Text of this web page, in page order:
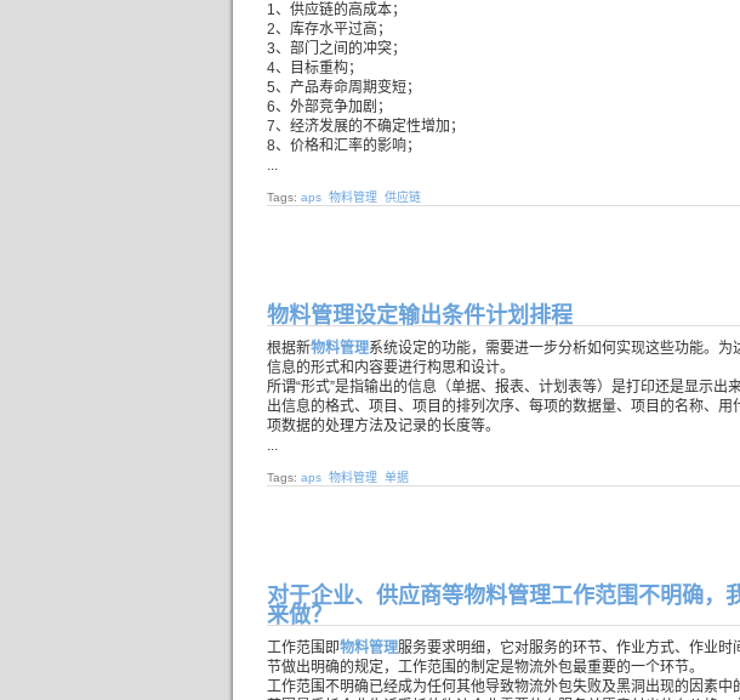
1、供应链的高成本；
2、库存水平过高；
3、部门之间的冲突；
4、目标重构；
5、产品寿命周期变短；
6、外部竞争加剧；
7、经济发展的不确定性增加；
8、价格和汇率的影响；
...
Tags: aps 物料管理 供应链
物料管理设定输出条件计划排程
根据新物料管理系统设定的功能，需要进一步分析如何实现这些功能。为
信息的形式和内容要进行构思和设计。
所谓“形式”是指输出的信息（单据、报表、计划表等）是打印还是显示出
出信息的格式、项目、项目的排列次序、每项的数据量、项目的名称、用
项数据的处理方法及记录的长度等。
...
Tags: aps 物料管理 单据
对于企业、供应商等物料管理工作范围不明确，
来做？
工作范围即物料管理服务要求明细，它对服务的环节、作业方式、作业时
节做出明确的规定，工作范围的制定是物流外包最重要的一个环节。
工作范围不明确已经成为任何其他导致物流外包失败及黑洞出现的因素中